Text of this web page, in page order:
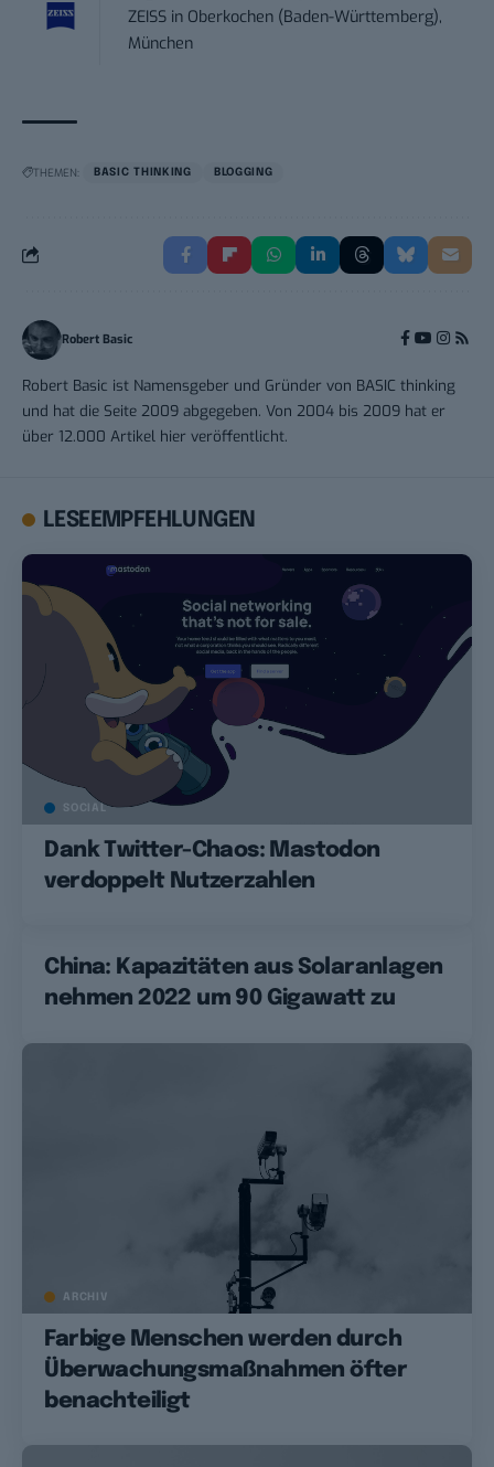
ZEISS in Oberkochen (Baden-Württemberg),
München
THEMEN: BASIC THINKING BLOGGING
Robert Basic
Robert Basic ist Namensgeber und Gründer von BASIC thinking
und hat die Seite 2009 abgegeben. Von 2004 bis 2009 hat er
über 12.000 Artikel hier veröffentlicht.
LESEEMPFEHLUNGEN
SOCIAL
Dank Twitter-Chaos: Mastodon
verdoppelt Nutzerzahlen
China: Kapazitäten aus Solaranlagen
nehmen 2022 um 90 Gigawatt zu
ARCHIV
Farbige Menschen werden durch
Überwachungsmaßnahmen öfter
benachteiligt